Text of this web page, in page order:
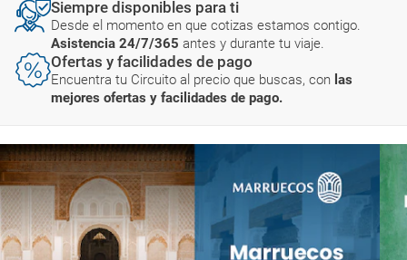
Siempre disponibles para ti
Desde el momento en que cotizas estamos contigo.
Asistencia 24/7/365 antes y durante tu viaje.
Ofertas y facilidades de pago
Encuentra tu Circuito al precio que buscas, con las
mejores ofertas y facilidades de pago.